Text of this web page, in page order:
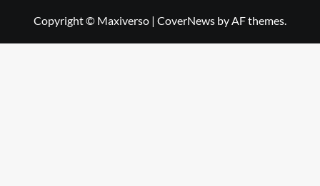
Copyright © Maxiverso | CoverNews by AF themes.